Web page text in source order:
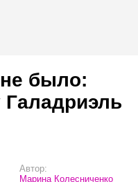
не было:
Автор:
Марина Колесниченко